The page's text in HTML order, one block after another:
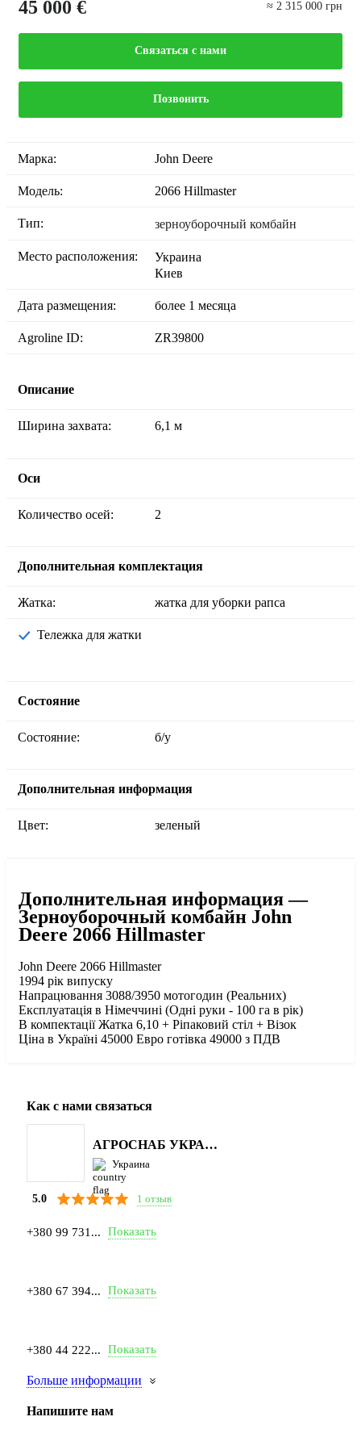
45 000 € ≈ 2 315 000 грн
Связаться с нами
Позвонить
Марка: John Deere
Модель: 2066 Hillmaster
Тип: зерноуборочный комбайн
Место расположения:
Украина
Киев
Дата размещения: более 1 месяца
Agroline ID: ZR39800
Описание
Ширина захвата: 6,1 м
Оси
Количество осей: 2
Дополнительная комплектация
Жатка: жатка для уборки рапса
Тележка для жатки
Состояние
Состояние: б/у
Дополнительная информация
Цвет: зеленый
Дополнительная информация —
Зерноуборочный комбайн John
Deere 2066 Hillmaster
John Deere 2066 Hillmaster
1994 рік випуску
Напрацювання 3088/3950 мотогодин (Реальних)
Експлуатація в Німеччині (Одні руки - 100 га в рік)
В компектації Жатка 6,10 + Ріпаковий стіл + Візок
Ціна в Україні 45000 Евро готівка 49000 з ПДВ
Как с нами связаться
АГРОСНАБ УКРАЇНА
Украина
5.0 1 отзыв
+380 99 731... Показать
+380 67 394... Показать
+380 44 222... Показать
Больше информации
Напишите нам